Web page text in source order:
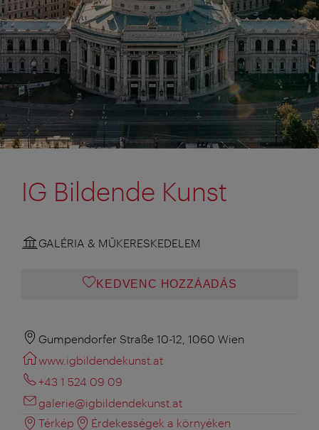
IG Bildende Kunst
GALÉRIA & MŰKERESKEDELEM
KEDVENC HOZZÁADÁS
Gumpendorfer Straße 10-12, 1060 Wien
www.igbildendekunst.at
+43 1 524 09 09
galerie@igbildendekunst.at
Térkép
Érdekességek a környéken